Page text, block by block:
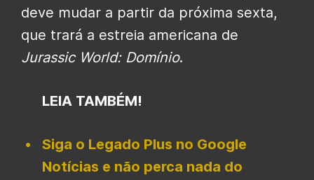
deve mudar a partir da próxima sexta,
que trará a estreia americana de
Jurassic World: Domínio.
LEIA TAMBÉM!
Siga o Legado Plus no Google
Notícias e não perca nada do